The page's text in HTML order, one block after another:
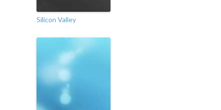
Silicon Valley